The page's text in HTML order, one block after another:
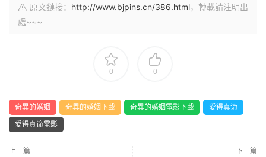
原文鏈接： http://www.bjpins.cn/386.html，轉載請注明出
處~~~
0 0
奇異的婚姻 奇異的婚姻下載 奇異的婚姻電影下載
愛得真谛
愛得真谛電影
上一篇 下一篇